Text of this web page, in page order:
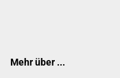
Mehr über ...